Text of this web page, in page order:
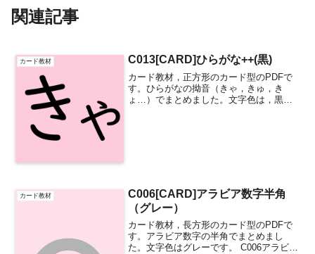
関連記事
カード教材 C013[CARD]ひらがな++(黒)
カード教材，正方形のカード型のPDFで
す。ひらがなの拗音（きゃ，きゅ，き
ょ…）でまとめました。文字色は，黒で
カード教材
C006[CARD]アラビア数字半角
（グレー）
カード教材，長方形のカード型のPDFで
す。アラビア数字の半角でまとめまし
た。文字色はグレーです。 C006アラビア